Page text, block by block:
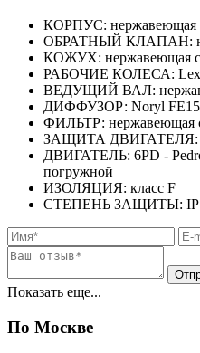
КОРПУС: нержавеющая
ОБРАТНЫЙ КЛАПАН:
КОЖУХ: нержавеющая
РАБОЧИЕ КОЛЕСА:
ВЕДУЩИЙ ВАЛ:
ДИФФУЗОР: Noryl
ФИЛЬТР: нержавеющая
ЗАЩИТА ДВИГАТЕЛЯ:
ДВИГАТЕЛЬ: 6PD -
погружной
ИЗОЛЯЦИЯ: класс F
СТЕПЕНЬ ЗАЩИТЫ: IP
Показать еще...
По Москве